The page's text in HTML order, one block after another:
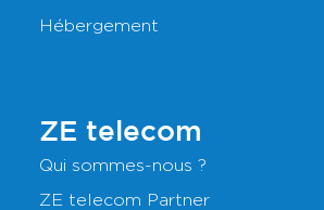
Hébergement
ZE telecom
Qui sommes-nous ?
ZE telecom Partner